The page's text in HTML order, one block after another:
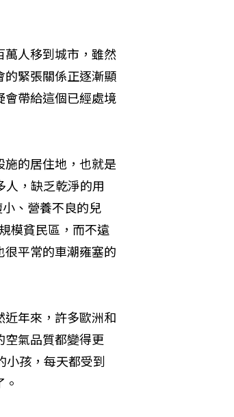
人移到城市，雖然
緊張關係正逐漸顯
帶給這個已經處境
的居住地，也就是
，缺乏乾淨的用
、營養不良的兒
模貧民區，而不遠
平常的車潮雍塞的
年來，許多歐洲和
氣品質都變得更
小孩，每天都受到